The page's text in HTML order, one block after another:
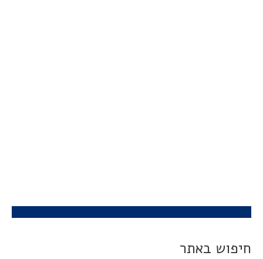
חיפוש באתר